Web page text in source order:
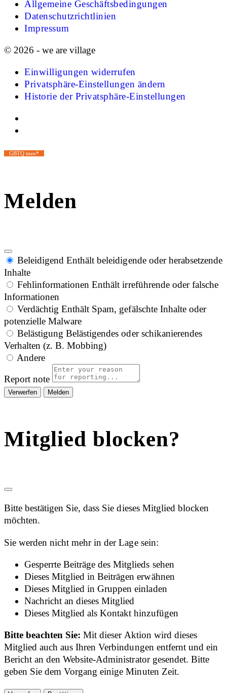
Allgemeine Geschäftsbedingungen
Datenschutzrichtlinien
Impressum
© 2026 - we are village
Einwilligungen widerrufen
Privatsphäre-Einstellungen ändern
Historie der Privatsphäre-Einstellungen
GBTQ men*
Melden
Beleidigend Enthält beleidigende oder herabsetzende
Inhalte
Fehlinformationen Enthält irreführende oder falsche
Informationen
Verdächtig Enthält Spam, gefälschte Inhalte oder
potenzielle Malware
Belästigung Belästigendes oder schikanierendes
Verhalten (z. B. Mobbing)
Andere
Report note
Melden
Mitglied blocken?
Bitte bestätigen Sie, dass Sie dieses Mitglied blocken
möchten.
Sie werden nicht mehr in der Lage sein:
Gesperrte Beiträge des Mitglieds sehen
Dieses Mitglied in Beiträgen erwähnen
Dieses Mitglied in Gruppen einladen
Nachricht an dieses Mitglied
Dieses Mitglied als Kontakt hinzufügen
Bitte beachten Sie:Mit dieser Aktion wird dieses
Mitglied auch aus Ihren Verbindungen entfernt und ein
Bericht an den Website-Administrator gesendet. Bitte
geben Sie dem Vorgang einige Minuten Zeit.